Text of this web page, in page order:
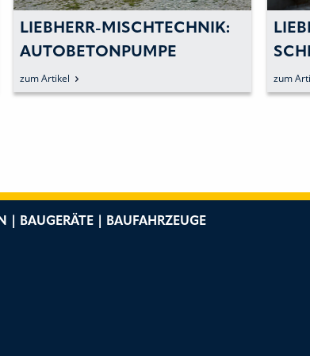
LIEBHERR: FIRMENGRUPPE
SCHLIESST ERFREULICHES E
RSTES HALBJAHR AB
zum Artikel
| BAUGERÄTE | BAUFAHRZEUGE